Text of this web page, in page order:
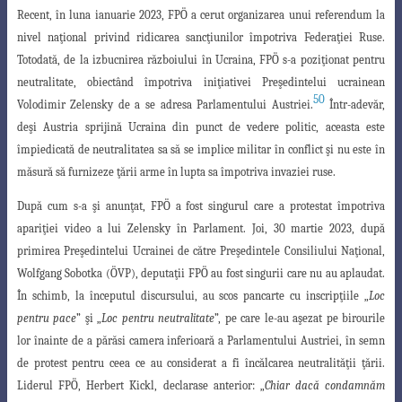
Recent, în luna ianuarie 2023, FPÖ a cerut organizarea unui referendum la
nivel naţional privind ridicarea sancţiunilor împotriva Federaţiei Ruse.
Totodată, de la izbucnirea războiului în Ucraina, FPÖ s-a poziţionat pentru
neutralitate, obiectând împotriva iniţiativei Preşedintelui ucrainean
Volodimir Zelensky de a se adresaParlamentului Austriei.50Într-adevăr,
deşi Austria sprijină Ucraina din punct de vedere politic, aceasta este
împiedicată de neutralitatea sa să se implice militar în conflict şi nu este în
măsură să furnizeze ţării arme în lupta sa împotriva invaziei ruse.
După cum s-a şi anunţat, FPÖ a fost singurul care a protestat împotriva
apariţieivideo a lui Zelensky în Parlament. Joi, 30 martie 2023, după
primirea Preşedintelui Ucrainei de către Preşedintele Consiliului Naţional,
Wolfgang Sobotka (ÖVP), deputaţii FPÖ au fost singurii care nu au aplaudat.
În schimb, la începutul discursului, au scos pancarte cu inscripţiile „ Loc
pentru pace” şi „ Loc pentru neutralitate”, pe care le-au aşezat pe birourile
lor înainte de a părăsi camera inferioară a Parlamentului Austriei, în semn
de protest pentru ceea ce au considerat a fi încălcarea neutralităţiiţării.
Liderul FPÖ, Herbert Kickl, declarase anterior: „ Chiar dacă condamnăm